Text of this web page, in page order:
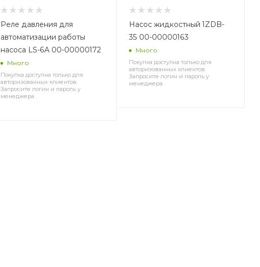
Реле давления для
автоматизации работы
насоса LS-6A 00-00000172
Много
Покупка доступна только для
авторизованных клиентов.
Запросите логин и пароль у
менеджера.
Насос жидкостный 1ZDB-
35 00-00000163
Много
Покупка доступна только для
авторизованных клиентов.
Запросите логин и пароль у
менеджера.